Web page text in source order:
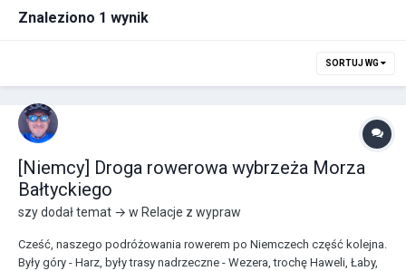
Znaleziono 1 wynik
SORTUJ WG
[Niemcy] Droga rowerowa wybrzeża Morza
Bałtyckiego
szydodał temat → w Relacje z wypraw
Cześć, naszego podróżowania rowerem po Niemczech część kolejna.
Były góry - Harz, były trasy nadrzeczne - Wezera, trochę Haweli, Łaby,